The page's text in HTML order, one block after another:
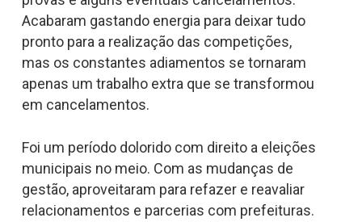
Acabaram gastando energia para deixar tudo
pronto para a realização das competições,
mas os constantes adiamentos se tornaram
apenas um trabalho extra que se transformou
em cancelamentos.
Foi um período dolorido com direito a eleições
municipais no meio. Com as mudanças de
gestão, aproveitaram para refazer e reavaliar
relacionamentos e parcerias com prefeituras.